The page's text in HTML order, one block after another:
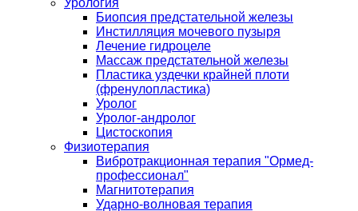
Урология
Биопсия предстательной железы
Инстилляция мочевого пузыря
Лечение гидроцеле
Массаж предстательной железы
Пластика уздечки крайней плоти
(френулопластика)
Уролог
Уролог-андролог
Цистоскопия
Физиотерапия
Вибротракционная терапия "Ормед-
профессионал"
Магнитотерапия
Ударно-волновая терапия